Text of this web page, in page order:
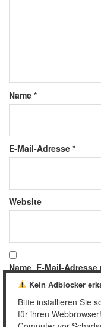
Name *
E-Mail-Adresse *
Website
Name, E-Mail-
meinen nächsten
Kein Adblocker
Bitte installieren Sie
für ihren